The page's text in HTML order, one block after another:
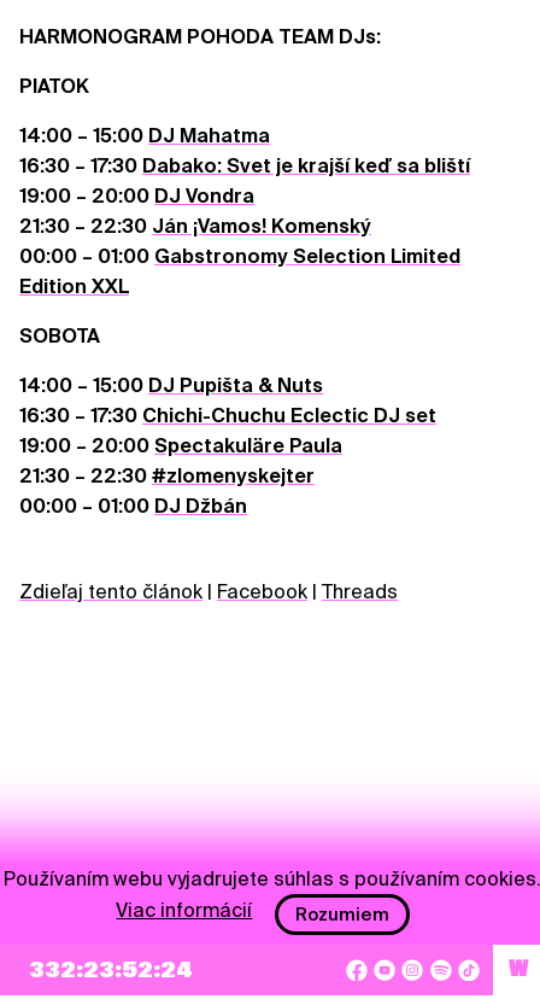
HARMONOGRAM POHODA TEAM DJs:
PIATOK
14:00 – 15:00 DJ Mahatma
16:30 – 17:30 Dabako: Svet je krajší keď sa bliští
19:00 – 20:00 DJ Vondra
21:30 – 22:30 Ján ¡Vamos! Komenský
00:00 – 01:00 Gabstronomy Selection Limited
Edition XXL
SOBOTA
14:00 – 15:00 DJ Pupišta & Nuts
16:30 – 17:30 Chichi-Chuchu Eclectic DJ set
19:00 – 20:00 Spectakuläre Paula
21:30 – 22:30 #zlomenyskejter
00:00 – 01:00 DJ Džbán
Zdieľaj tento článok | Facebook | Threads
332:23:52:24 W
Používaním webu vyjadrujete súhlas s používaním cookies.
Viac informácií
Rozumiem